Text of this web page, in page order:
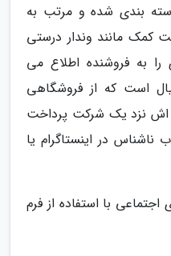
بندی شده و مرتب به
کمک مانند وندار درستی
به فروشنده اطلاع می
است که از فروشگاهی
اش نزد یک شرکت پرداخت
در اینستاگرام یا
با استفاده از فرم